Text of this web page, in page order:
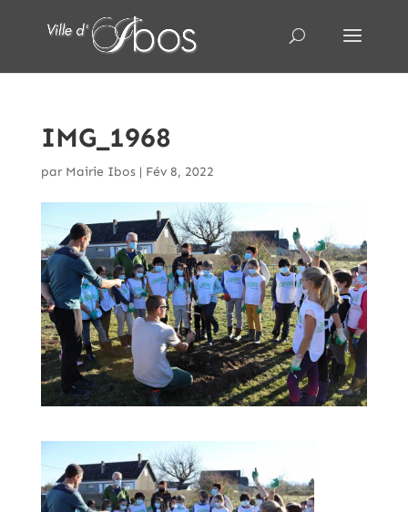
IMG_1968
par Mairie Ibos| Fév 8, 2022